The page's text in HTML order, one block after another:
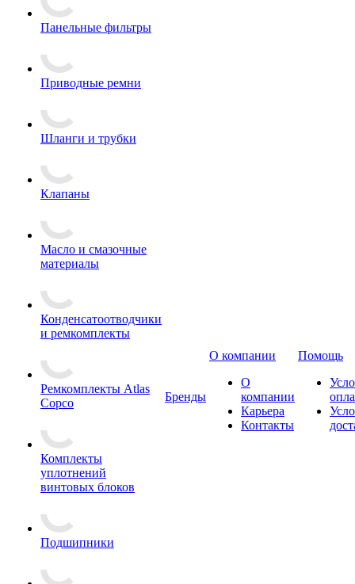
Панельные фильтры
Приводные ремни
Шланги и трубки
Клапаны
Масло и смазочные
материалы
Конденсатоотводчики
и ремкомплекты
Ремкомплекты Atlas
Copco
Комплекты
уплотнений
винтовых блоков
Подшипники
Бренды
О компании
О
компании
Карьера
Контакты
Помощь